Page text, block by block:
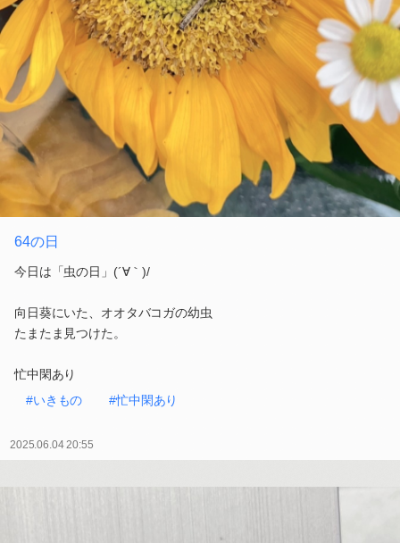
64の日
今日は「虫の日」(´∀｀)/
向日葵にいた、オオタバコガの幼虫
たまたま見つけた。
忙中閑あり
#いきもの
#忙中閑あり
2025.06.04 20:55